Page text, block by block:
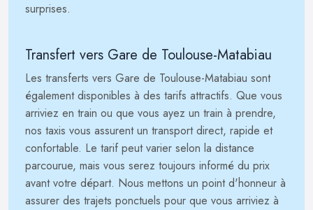
surprises.
Transfert vers Gare de Toulouse-Matabiau
Les transferts vers Gare de Toulouse-Matabiau sont
également disponibles à des tarifs attractifs. Que vous
arriviez en train ou que vous ayez un train à prendre,
nos taxis vous assurent un transport direct, rapide et
confortable. Le tarif peut varier selon la distance
parcourue, mais vous serez toujours informé du prix
avant votre départ. Nous mettons un point d'honneur à
assurer des trajets ponctuels pour que vous arriviez à